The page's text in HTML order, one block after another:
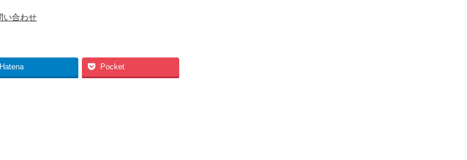
Hatena Pocket